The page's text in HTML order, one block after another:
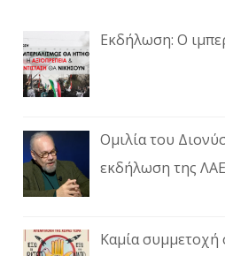
Εκδήλωση: Ο
Ομιλία του
εκδήλωση της
Καμία συμμετοχή